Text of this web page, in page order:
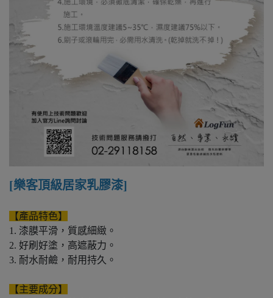
[樂客頂級居家乳膠漆]
【產品特色】
1. 漆膜平滑，質感細緻。
2. 好刷好塗，高遮蔽力。
3. 耐水耐鹼，耐用持久。
【主要成分】